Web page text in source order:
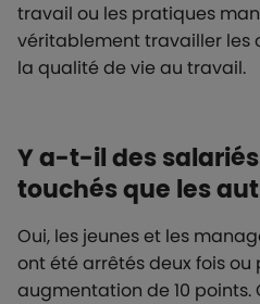
travail ou les pratiques
véritablement travailler les
la qualité de vie au travail.
Y a-t-il des
touchés que les
Oui, les jeunes et les
ont été arrêtés deux fois ou
augmentation de 10